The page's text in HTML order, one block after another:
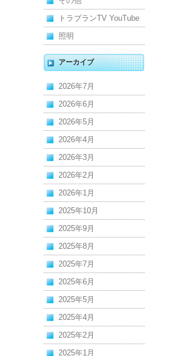
トラブランTV YouTube
照明
アーカイブ
2026年7月
2026年6月
2026年5月
2026年4月
2026年3月
2026年2月
2026年1月
2025年10月
2025年9月
2025年8月
2025年7月
2025年6月
2025年5月
2025年4月
2025年2月
2025年1月